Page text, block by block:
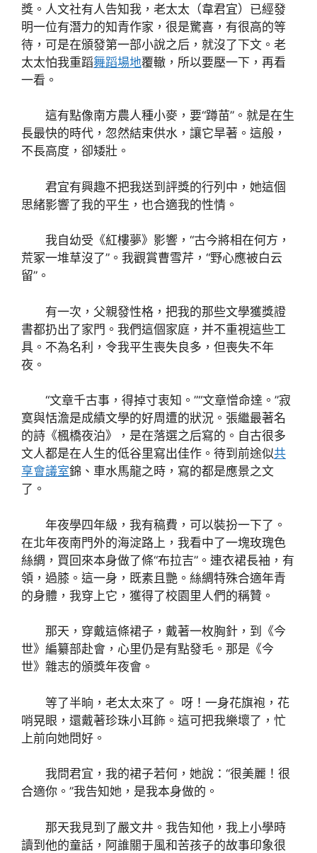
獎。人文社有人告知我，老太太（韋君宜）已經發
明一位有潛力的知青作家，很是驚喜，有很高的等
待，可是在頒發第一部小說之后，就沒了下文。老
太太怕我重蹈舞蹈場地覆轍，所以要壓一下，再看
一看。
這有點像南方農人種小麥，要“蹲苗”。就是在生
長最快的時代，忽然結束供水，讓它旱著。這般，
不長高度，卻矮壯。
君宜有興趣不把我送到評獎的行列中，她這個
思緒影響了我的平生，也合適我的性情。
我自幼受《紅樓夢》影響，“古今將相在何方，
荒冢一堆草沒了”。我觀賞曹雪芹，“野心應被白云
留”。
有一次，父親發性格，把我的那些文學獲獎證
書都扔出了家門。我們這個家庭，并不重視這些工
具。不為名利，令我平生喪失良多，但喪失不年
夜。
“文章千古事，得掉寸衷知。”“文章憎命達。”寂
寞與恬澹是成績文學的好周遭的狀況。張繼最著名
的詩《楓橋夜泊》，是在落選之后寫的。自古很多
文人都是在人生的低谷里寫出佳作。待到前途似共
享會議室錦、車水馬龍之時，寫的都是應景之文
了。
年夜學四年級，我有稿費，可以裝扮一下了。
在北年夜南門外的海淀路上，我看中了一塊玫瑰色
絲綢，買回來本身做了條“布拉吉”。連衣裙長袖，有
領，過膝。這一身，既素且艷。絲綢特殊合適年青
的身體，我穿上它，獲得了校園里人們的稱贊。
那天，穿戴這條裙子，戴著一枚胸針，到《今
世》編纂部赴會，心里仍是有點發毛。那是《今
世》雜志的頒獎年夜會。
等了半晌，老太太來了。 呀！一身花旗袍，花
哨晃眼，還戴著珍珠小耳飾。這可把我樂壞了，忙
上前向她問好。
我問君宜，我的裙子若何，她說：“很美麗！很
合適你。”我告知她，是我本身做的。
那天我見到了嚴文井。我告知他，我上小學時
讀到他的童話，阿誰關于風和苦孩子的故事印象很